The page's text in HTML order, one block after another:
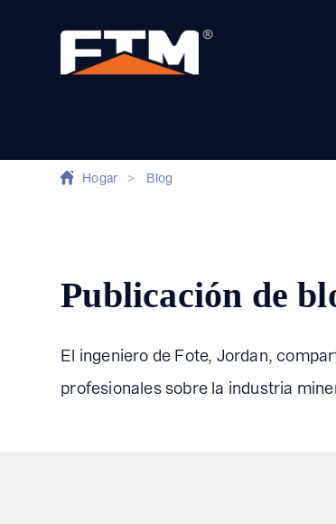
Hogar > Blog
Publicación de
El ingeniero de Fote, Jordan,
profesionales sobre la industria